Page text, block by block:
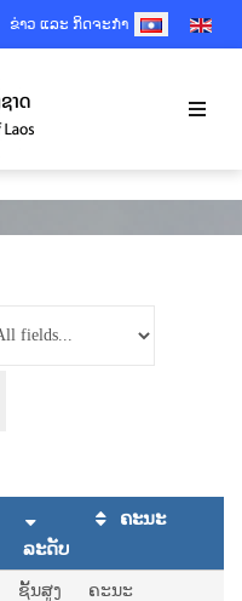
ຂ່າວ ແລະ ກິດຈະກຳSELECT YOUR
ລະດັບ
ຄະນະ
ຊັ້ນສູງ
ຄະນະ